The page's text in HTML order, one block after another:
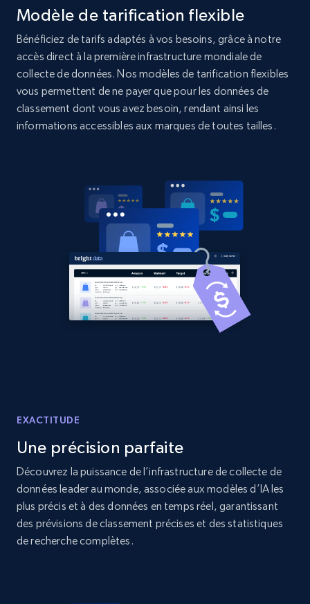
Title, Seller name, Brand, Description, Initial
price, Currency, Availability, Reviews count, and
more.
2.1K+ 375+ Commencer
Title, Seller name, Brand, Description, Initial
price, Currency, Availability, Reviews count, and
375+ Commencer
Amazon products global dataset -
Collecting products by keyword search
2.1K+
Amazon products global dataset - Collects
products by best sellers category URL
Title, Seller name, Brand, Description, Initial
price, Currency, Availability, Reviews count, and
Modèle de tarification flexible
Bénéficiez de tarifs adaptés à vos besoins, grâce à notre
accès direct à la première infrastructure mondiale de
collecte de données. Nos modèles de tarification flexibles
vous permettent de ne payer que pour les données de
classement dont vous avez besoin, rendant ainsi les
informations accessibles aux marques de toutes tailles.
EXACTITUDE
Une précision parfaite
Découvrez la puissance de l’infrastructure de collecte de
données leader au monde, associée aux modèles d’IA les
plus précis et à des données en temps réel, garantissant
des prévisions de classement précises et des statistiques
de recherche complètes.